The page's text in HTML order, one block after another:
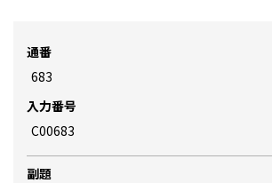
通番
683
入力番号
C00683
副題